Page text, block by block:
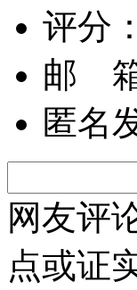
评分：
邮 箱
匿名
网友评
点或证